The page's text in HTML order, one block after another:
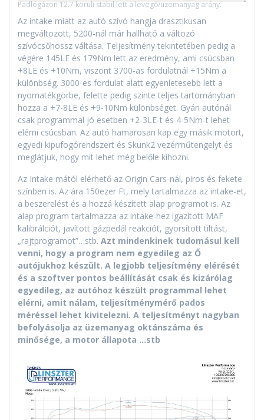
Padlógázon 12.7 körüli stabil lett a levegő/üzemanyag arány.
Az intake miatt az autó szívó hangja drasztikusan
megváltozott, 5200-nál már hallható a változó
szívócsőhossz váltása. Teljesítmény tekintetében pedig a
végére 145LE és 179Nm lett az eredmény, ami csúcsban
+8LE és +10Nm, viszont 3700-as fordulatnál +15Nm a
különbség. 3000-es fordulat alatt egyenletesebb lett a
nyomatékgörbe, felette pedig szinte teljes tartományban
hozza a +7-8LE és +9-10Nm különbséget. Gyári autónál
csak programmal jó esetben +2-3LE-t és 4-5Nm-t lehet
elérni csúcsban. Az autó hamarosan kap egy másik motort,
egyedi kipufogórendszert és Skunk2 vezérműtengelyt és
meglátjuk, hogy mit lehet még belőle kihozni.
Az Intake mától elérhető az Origin Cars-nál, piros és fekete
színben is. Az ára 150ezer Ft, mely tartalmazza az intake-et,
a beszerelést és a hozzá készített alap programot is. Az
alap program tartalmazza az intake-hez igazított MAF
kalibrálciót, javított gázpedál reakciót, gyorsított tiltást,
„rajtprogramot”…stb. Azt mindenkinek tudomásul kell
venni, hogy a program nem egyedileg az Ő
autójukhoz készült. A legjobb teljesítmény elérését
és a szoftver pontos beállítását csak és kizárólag
egyedileg, az autóhoz készült programmal lehet
elérni, amit nálam, teljesítménymérő pados
méréssel lehet kivitelezni. A teljesítményt nagyban
befolyásolja az üzemanyag oktánszáma és
minősége, a motor állapota …stb